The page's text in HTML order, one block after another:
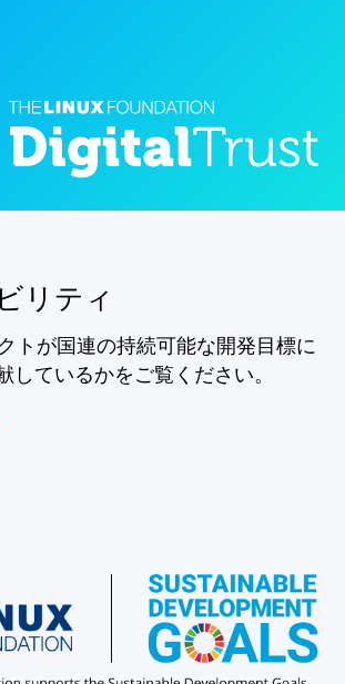
リティ
トが国連の持続可能な開発目標に
しているかをご覧ください。